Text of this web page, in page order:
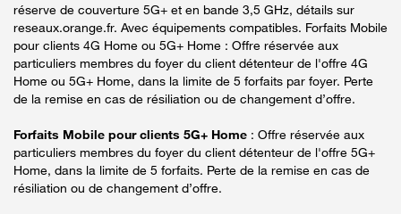
réserve de couverture 5G+ et en bande 3,5 GHz, détails sur
reseaux.orange.fr. Avec équipements compatibles. Forfaits Mobile
pour clients 4G Home ou 5G+ Home : Offre réservée aux
particuliers membres du foyer du client détenteur de l'offre 4G
Home ou 5G+ Home, dans la limite de 5 forfaits par foyer. Perte
de la remise en cas de résiliation ou de changement d’offre.
Forfaits Mobile pour clients 5G+ Home : Offre réservée aux
particuliers membres du foyer du client détenteur de l'offre 5G+
Home, dans la limite de 5 forfaits. Perte de la remise en cas de
résiliation ou de changement d’offre.